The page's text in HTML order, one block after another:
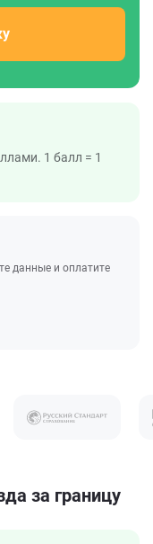
1 балл = 1
данные и оплатите
за границу